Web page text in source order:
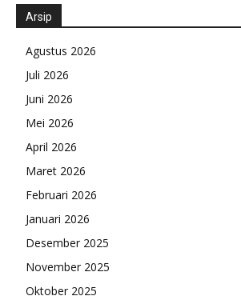
Arsip
Agustus 2026
Juli 2026
Juni 2026
Mei 2026
April 2026
Maret 2026
Februari 2026
Januari 2026
Desember 2025
November 2025
Oktober 2025